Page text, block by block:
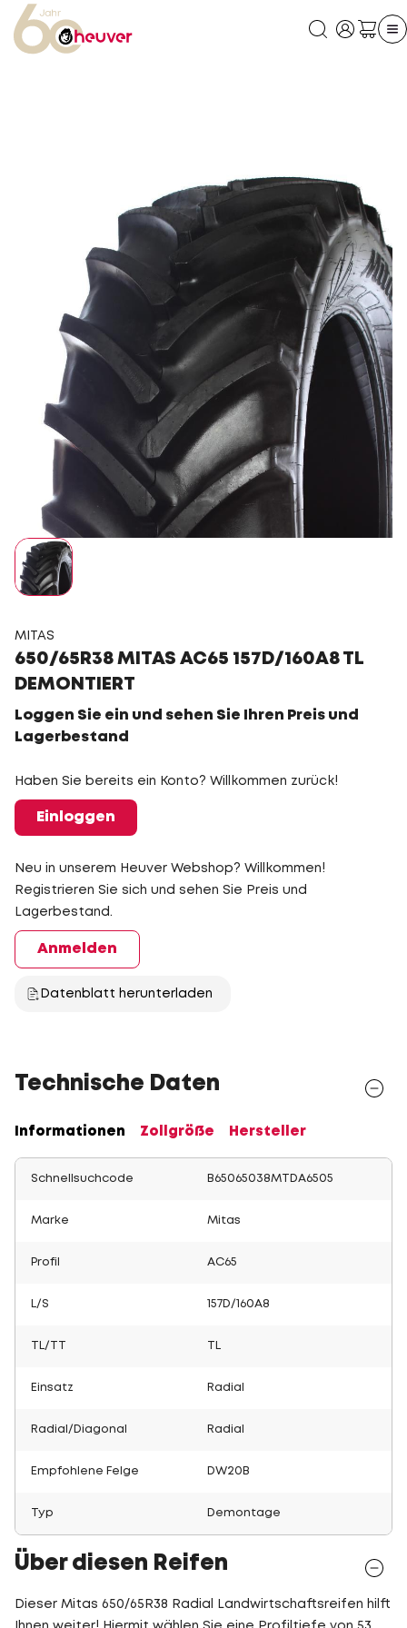
MITAS
650/65R38 MITAS AC65 157D/160A8 TL
DEMONTIERT
Loggen Sie ein und sehen Sie Ihren Preis und
Lagerbestand
Haben Sie bereits ein Konto? Willkommen zurück!
Einloggen
Neu in unserem Heuver Webshop? Willkommen!
Registrieren Sie sich und sehen Sie Preis und
Lagerbestand.
Anmelden
Datenblatt herunterladen
Technische Daten
Informationen Zollgröße Hersteller
Schnellsuchcode B65065038MTDA6505
Marke Mitas
Profil AC65
L/S 157D/160A8
TL/TT
Einsatz Radial
Radial/Diagonal Radial
Empfohlene Felge DW20B
Typ Demontage
Über diesen Reifen
Dieser Mitas 650/65R38 Radial Landwirtschaftsreifen hilft